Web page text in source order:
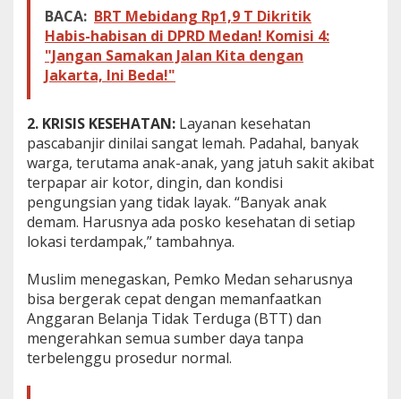
P
R
D
S
o
t
i
K
e
l
a
m
b
a
a
n
P
e
k
BACA: BRT Mebidang Rp1,9 T Dikritik
Habis-habisan di DPRD Medan! Komisi 4:
"Jangan Samakan Jalan Kita dengan
Jakarta, Ini Beda!"
2. KRISIS KESEHATAN: Layanan kesehatan
pascabanjir dinilai sangat lemah. Padahal, banyak
warga, terutama anak-anak, yang jatuh sakit akibat
terpapar air kotor, dingin, dan kondisi
pengungsian yang tidak layak. “Banyak anak
demam. Harusnya ada posko kesehatan di setiap
lokasi terdampak,” tambahnya.
Muslim menegaskan, Pemko Medan seharusnya
bisa bergerak cepat dengan memanfaatkan
Anggaran Belanja Tidak Terduga (BTT) dan
mengerahkan semua sumber daya tanpa
terbelenggu prosedur normal.